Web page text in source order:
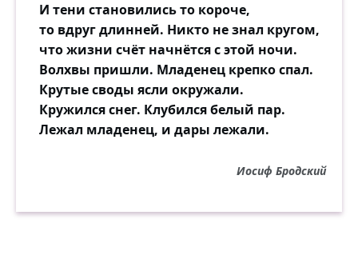
И тени становились то короче,
то вдруг длинней. Никто не знал кругом,
что жизни счёт начнётся с этой ночи.
Волхвы пришли. Младенец крепко спал.
Крутые своды ясли окружали.
Кружился снег. Клубился белый пар.
Лежал младенец, и дары лежали.
Иосиф Бродский